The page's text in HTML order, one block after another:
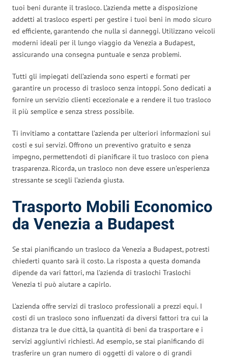
tuoi beni durante il trasloco. L’azienda mette a disposizione
addetti al trasloco esperti per gestire i tuoi beni in modo sicuro
ed efficiente, garantendo che nulla si danneggi. Utilizzano veicoli
moderni ideali per il lungo viaggio da Venezia a Budapest,
assicurando una consegna puntuale e senza problemi.
Tutti gli impiegati dell’azienda sono esperti e formati per
garantire un processo di trasloco senza intoppi. Sono dedicati a
fornire un servizio clienti eccezionale e a rendere il tuo trasloco
il più semplice e senza stress possibile.
Ti invitiamo a contattare l’azienda per ulteriori informazioni sui
costi e sui servizi. Offrono un preventivo gratuito e senza
impegno, permettendoti di pianificare il tuo trasloco con piena
trasparenza. Ricorda, un trasloco non deve essere un’esperienza
stressante se scegli l’azienda giusta.
Trasporto Mobili Economico
da Venezia a Budapest
Se stai pianificando un trasloco da Venezia a Budapest, potresti
chiederti quanto sarà il costo. La risposta a questa domanda
dipende da vari fattori, ma l’azienda di traslochi Traslochi
Venezia ti può aiutare a capirlo.
L’azienda offre servizi di trasloco professionali a prezzi equi. I
costi di un trasloco sono influenzati da diversi fattori tra cui la
distanza tra le due città, la quantità di beni da trasportare e i
servizi aggiuntivi richiesti. Ad esempio, se stai pianificando di
trasferire un gran numero di oggetti di valore o di grandi